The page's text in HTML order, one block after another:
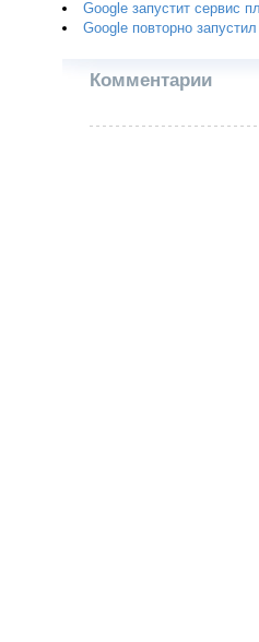
Google запустит сервис
Google повторно
Комментарии